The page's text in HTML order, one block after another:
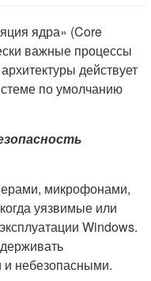
ядра» (Core
важные процессы
действует
по умолчанию
микрофонами,
уязвимые или
Windows.
и небезопасными.